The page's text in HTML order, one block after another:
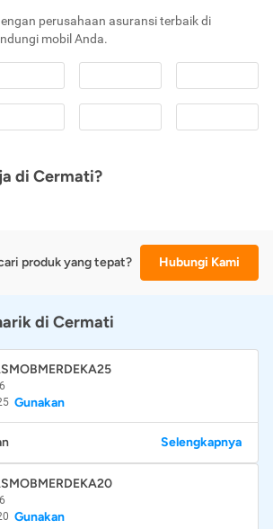
perusahaan asuransi terbaik di
mobil Anda.
di Cermati?
produk yang tepat? Hubungi Kami
di Cermati
Gunakan
Selengkapnya
Gunakan